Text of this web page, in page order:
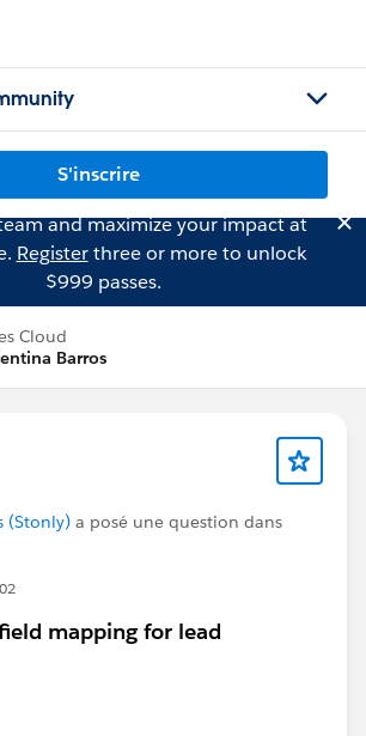
S'inscrire
and maximize your impact at
Registerthree or more to unlock
$999 passes.
Cloud
Barros
(Stonly) a posé une question dans
mapping for lead